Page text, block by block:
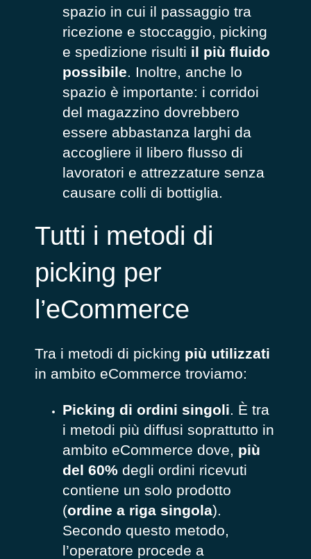
spazio in cui il passaggio tra
ricezione e stoccaggio, picking
e spedizione risulti il più fluido
possibile . Inoltre, anche lo
spazio è importante: i corridoi
del magazzino dovrebbero
essere abbastanza larghi da
accogliere il libero flusso di
lavoratori e attrezzature senza
causare colli di bottiglia.
Tutti i metodi di
picking per
l’eCommerce
Tra i metodi di picking più utilizzati
in ambito eCommerce troviamo:
Picking di ordini singoli. È tra
i metodi più diffusi soprattutto in
ambito eCommerce dove, più
del 60% degli ordini ricevuti
contiene un solo prodotto
(ordine a riga singola).
Secondo questo metodo,
l’operatore procede a